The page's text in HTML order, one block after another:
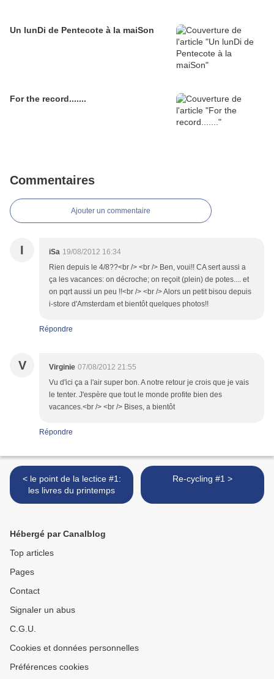
Un lunDi de Pentecote à la maiSon
For the record.......
Commentaires
Ajouter un commentaire
I iSa 19/08/2012 16:34
Rien depuis le 4/8??<br /> <br /> Ben, voui!! CA sert aussi a
ça les vacances: on décroche; on reçoit (plein) de potes.... et
on pqrt aussi un peu !!<br /> <br /> Alors un petit bisou depuis
i-store d'Amsterdam et bientôt quelques photos!!
Répondre
V Virginie 07/08/2012 21:55
Vu d'ici ça a l'air super bon. A notre retour je crois que je vais
le tenter. J'espère que tout le monde profite bien des
vacances.<br /> <br /> Bises, a bientôt
Répondre
< le point de la lectice #1:
les livres du printemps
Re-cycling #1 >
Hébergé par Canalblog
Top articles
Pages
Contact
Signaler un abus
C.G.U.
Cookies et données personnelles
Préférences cookies